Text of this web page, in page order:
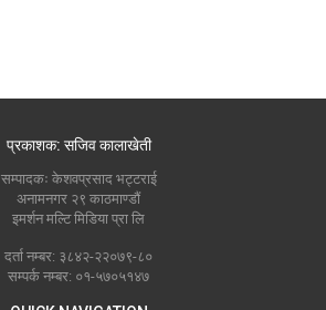
प्रकाशक: सजिव कालाखेती
सम्पादकः केशवप्रसाद भट्टराई
अनामनगर २९ काठमाण्डौं
इमर्शन मल्टि मिडिया प्रा लि
दर्ता नम्बर: ३८४२-२२०७९-८०
सम्पर्क नम्बर: ०१-५७०५१४७